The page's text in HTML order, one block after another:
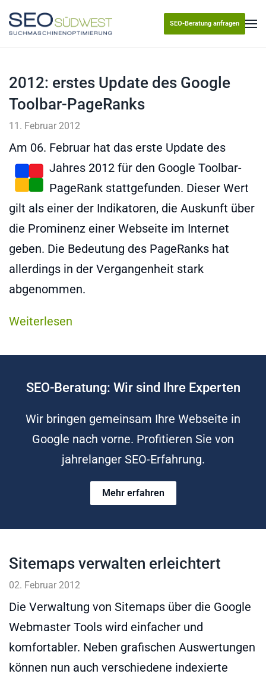
Skip to main content
SEO-Beratung anfragen
2012: erstes Update des Google
Toolbar-PageRanks
11. Februar 2012
Am 06. Februar hat das erste Update des
Jahres 2012 für den Google Toolbar-
PageRank stattgefunden. Dieser Wert
gilt als einer der Indikatoren, die Auskunft über
die Prominenz einer Webseite im Internet
geben. Die Bedeutung des PageRanks hat
allerdings in der Vergangenheit stark
abgenommen.
Weiterlesen
SEO-Beratung: Wir sind Ihre Experten
Wir bringen gemeinsam Ihre Webseite in
Google nach vorne. Profitieren Sie von
jahrelanger SEO-Erfahrung.
Mehr erfahren
Sitemaps verwalten erleichtert
02. Februar 2012
Die Verwaltung von Sitemaps über die Google
Webmaster Tools wird einfacher und
komfortabler. Neben grafischen Auswertungen
können nun auch verschiedene indexierte